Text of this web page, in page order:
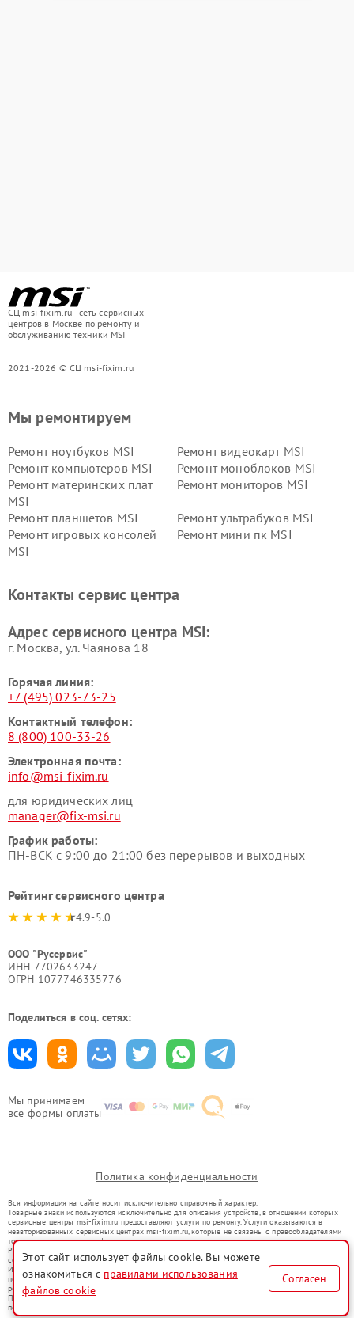
СЦ msi-fixim.ru - сеть сервисных
центров в Москве по ремонту и
обслуживанию техники MSI
2021-2026 © СЦ msi-fixim.ru
Мы принимаем
все формы оплаты
Мы ремонтируем
Ремонт ноутбуков MSI
Ремонт видеокарт MSI
Ремонт компьютеров MSI
Ремонт моноблоков MSI
Ремонт материнских плат
MSI
Ремонт мониторов MSI
Ремонт планшетов MSI
Ремонт ультрабуков MSI
Ремонт игровых консолей
MSI
Ремонт мини пк MSI
Контакты сервис центра
Адрес сервисного центра MSI:
г. Москва, ул. Чаянова 18
Горячая линия:
+7 (495) 023-73-25
Контактный телефон:
8 (800) 100-33-26
Электронная почта:
info@msi-fixim.ru
для юридических лиц
manager@fix-msi.ru
График работы:
ПН-ВСК с 9:00 до 21:00 без перерывов и выходных
Рейтинг сервисного центра
4.9-5.0
ООО "Русервис"
ИНН 7702633247
ОГРН 1077746335776
Поделиться в соц. сетях:
Политика конфиденциальности
Вся информация на сайте носит исключительно справочный характер.
Товарные знаки используются исключительно для описания устройств, в отношении которых
сервисные центры msi-fixim.ru предоставляют услуги по ремонту. Услуги оказываются в
неавторизованных сервисных центрах msi-fixim.ru, которые не связаны с правообладателями
товарных знаков или их официальными представителями.
Ремонт осуществляется для устройств, уже введенных в гражданский оборот в соответствии
со статьей 1487 ГК РФ.
Использование товарных знаков не преследует цели индивидуализации услуг или введения
потребителей в заблуждение, а служит для информирования о предоставляемых услугах по
ремонту техники указанных брендов.
Представленная на сайте информация не является публичной офертой, определяемой
положениями Статьи 437(2) Гражданского кодекса РФ
Этот сайт использует файлы cookie. Вы можете
ознакомиться с правилами использования
файлов cookie
Согласен